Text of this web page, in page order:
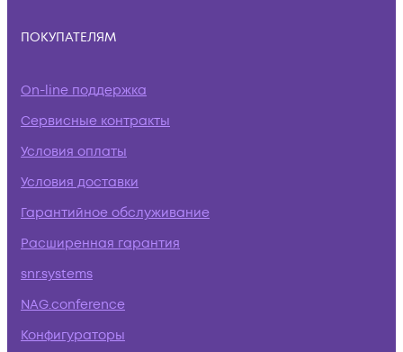
ПОКУПАТЕЛЯМ
On-line поддержка
Сервисные контракты
Условия оплаты
Условия доставки
Гарантийное обслуживание
Расширенная гарантия
snr.systems
NAG.conference
Конфигураторы